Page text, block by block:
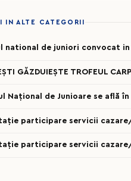
IN ALTE CATEGORII
national de juniori convocat
GĂZDUIEȘTE TROFEUL
Național de Junioare se află
participare servicii
participare servicii